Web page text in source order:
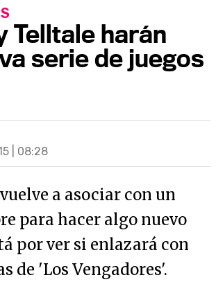
Telltale harán
serie de juegos
| 08:28
a asociar con un
para hacer algo nuevo
por ver si enlazará con
de 'Los Vengadores'.